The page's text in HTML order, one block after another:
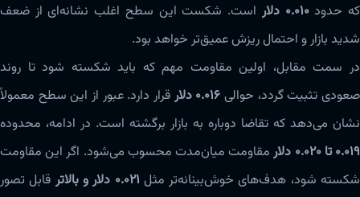
که حدود۰.۰۱۰ دلار
است. شکست این سطح اغلب نشانه‌ای از ضعف
شدید بازار و احتمال ریزش عمیق‌تر خواهد بود.
در سمت مقابل، اولین مقاومت مهم که باید شکسته شود تا روند
صعودی تثبیت گردد، حوالی ۰.۰۱۶ دلار
قرار دارد. عبور از این سطح معمولاً
نشان می‌دهد که تقاضا دوباره به بازار برگشته است. در ادامه، محدوده
۰.۰۱۹ تا ۰.۰۲۰ دلار
مقاومت میان‌مدت محسوب می‌شود. اگر این مقاومت
شکسته شود، هدف‌های خوش‌بینانه‌تر مثل ۰.۰۲۱ دلار و بالاتر
قابل تصور